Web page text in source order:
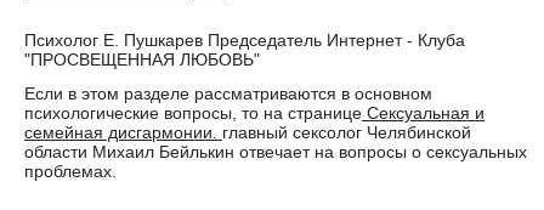
Психолог Е. Пушкарев Председатель Интернет - Клуба
"ПРОСВЕЩЕННАЯ ЛЮБОВЬ"
Если в этом разделе рассматриваются в основном
психологические вопросы, то на странице Сексуальная и
семейная дисгармонии. главный сексолог Челябинской
области Михаил Бейлькин отвечает на вопросы о сексуальных
проблемах.